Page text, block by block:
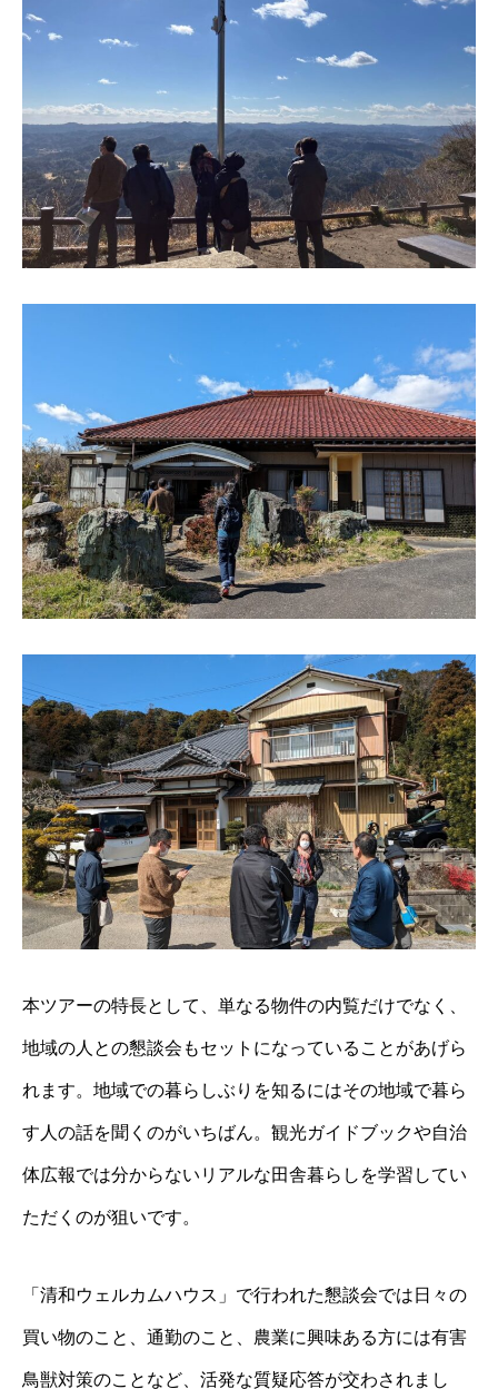
本ツアーの特長として、単なる物件の内覧だけでなく、
地域の人との懇談会もセットになっていることがあげら
れます。地域での暮らしぶりを知るにはその地域で暮ら
す人の話を聞くのがいちばん。観光ガイドブックや自治
体広報では分からないリアルな田舎暮らしを学習してい
ただくのが狙いです。
「清和ウェルカムハウス」で行われた懇談会では日々の
買い物のこと、通勤のこと、農業に興味ある方には有害
鳥獣対策のことなど、活発な質疑応答が交わされまし